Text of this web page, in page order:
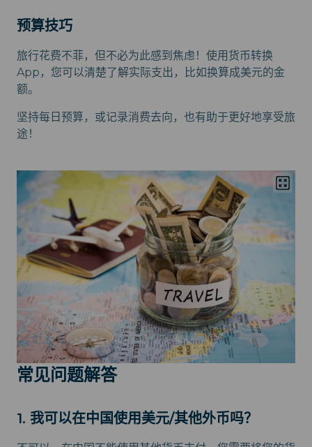
预算技巧
旅行花费不菲，但不必为此感到焦虑！使用货币转换
App，您可以清楚了解实际支出，比如换算成美元的金
额。
坚持每日预算，或记录消费去向，也有助于更好地享受旅
途！
常见问题解答
1. 我可以在中国使用美元/其他外币吗？